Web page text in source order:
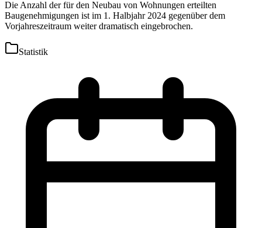
Die Anzahl der für den Neubau von Wohnungen erteilten
Baugenehmigungen ist im 1. Halbjahr 2024 gegenüber dem
Vorjahreszeitraum weiter dramatisch eingebrochen.
Statistik